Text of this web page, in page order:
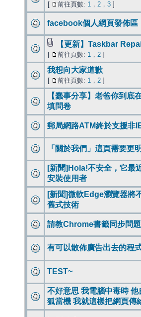
[ 前往頁數: 1 ， 2 ， 3 ]
facebook個人網頁發佈區
【更新】Taskbar
[ 前往頁數: 1 ， 2 ]
我想向大家道歉
[ 前往頁數: 1 ， 2 ]
【蠢事分享】老爸你到底
填問卷
郵局網路ATM終於支援非
「關於我們」這頁需要更
[新聞]Hola!不安全，它最
安裝使用者
[新聞]微軟Edge瀏覽器
舊式技術
請教Chrome書籤同步問題
有可以散佈廣告出去的程
TEST~
不好意思 我電腦中毒時
狐當機 我就這樣把網頁傳